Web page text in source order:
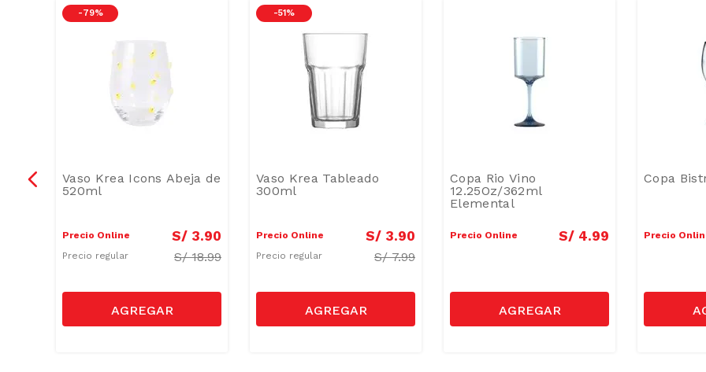
-79 %
Vaso Krea Icons Abeja de
520ml
Precio Online S/ 3.90
Precio regular S/18.99
-51 %
Vaso Krea Tableado
300ml
Precio Online S/ 3.90
Precio regular S/7.99
Copa Rio Vino
12.25Oz/362ml
Elemental
Precio Online S/ 4.99
Copa
Precio